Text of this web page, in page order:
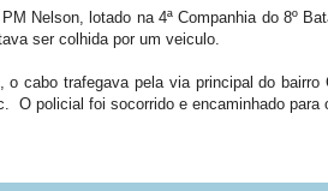
Nelson, lotado na 4ª Companhia do 8º
ser colhida por um veiculo.
o cabo trafegava pela via principal do
O policial foi socorrido e encaminhado para